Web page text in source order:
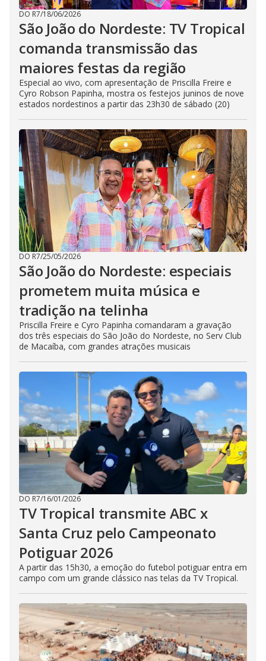
DO R7/18/06/2026
São João do Nordeste: TV Tropical
comanda transmissão das
maiores festas da região
Especial ao vivo, com apresentação de Priscilla Freire e
Cyro Robson Papinha, mostra os festejos juninos de nove
estados nordestinos a partir das 23h30 de sábado (20)
DO R7/25/05/2026
São João do Nordeste: especiais
prometem muita música e
tradição na telinha
Priscilla Freire e Cyro Papinha comandaram a gravação
dos três especiais do São João do Nordeste, no Serv Club
de Macaíba, com grandes atrações musicais
DO R7/16/01/2026
TV Tropical transmite ABC x
Santa Cruz pelo Campeonato
Potiguar 2026
A partir das 15h30, a emoção do futebol potiguar entra em
campo com um grande clássico nas telas da TV Tropical.